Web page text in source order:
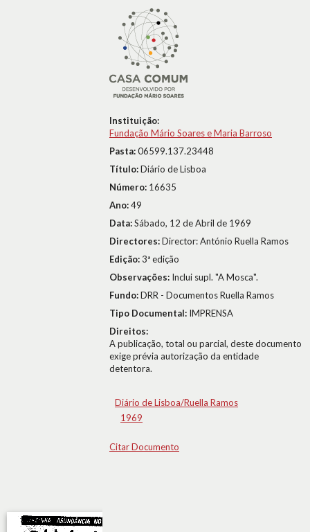
Instituição:
Fundação Mário Soares e Maria Barroso
Pasta:06599.137.23448
Título:Diário de Lisboa
Número: 16635
Ano:49
Data:Sábado, 12 de Abril de 1969
Directores:Director: António Ruella Ramos
Edição:3ª edição
Observações: Inclui supl. "A Mosca".
Fundo:DRR - Documentos Ruella Ramos
Tipo Documental: IMPRENSA
Direitos:
A publicação, total ou parcial, deste documento
exige prévia autorização da entidade
detentora.
Diário de Lisboa/Ruella Ramos
1969
Citar Documento